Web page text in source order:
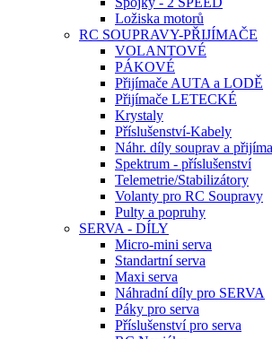
Ložiska motorů
RC SOUPRAVY-PŘIJÍMAČE
VOLANTOVÉ
PÁKOVÉ
Přijímače AUTA a LODĚ
Přijímače LETECKÉ
Krystaly
Příslušenství-Kabely
Náhr. díly souprav a
Spektrum - příslušenství
Telemetrie/Stabilizátory
Volanty pro RC Soupravy
Pulty a popruhy
SERVA - DÍLY
Micro-mini serva
Standartní serva
Maxi serva
Náhradní díly pro SERVA
Páky pro serva
Příslušenství pro serva